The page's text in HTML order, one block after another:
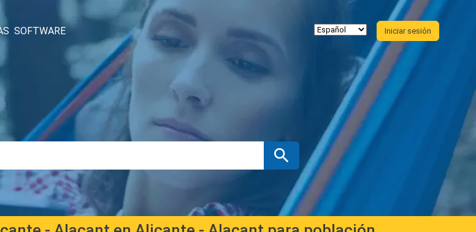
SOFTWARE Iniciar sesión